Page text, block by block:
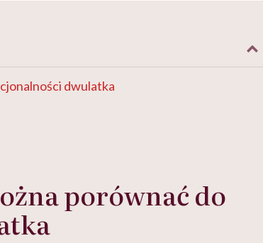
dwulatka
porównać do